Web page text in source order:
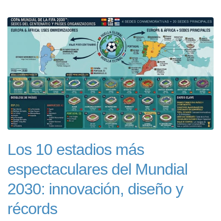
Los 10 estadios más
espectaculares del Mundial
2030: innovación, diseño y
récords